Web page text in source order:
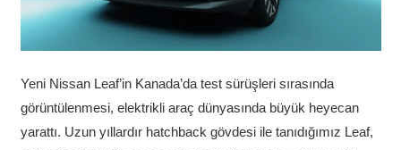
Yeni Nissan Leaf’in Kanada’da test sürüşleri sırasında
görüntülenmesi, elektrikli araç dünyasında büyük heyecan
yarattı. Uzun yıllardır hatchback gövdesi ile tanıdığımız Leaf,